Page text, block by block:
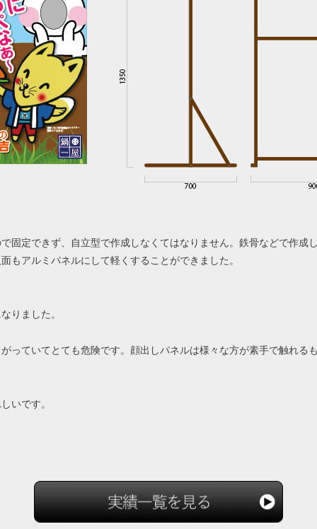
固定できず、自立型で作成しなくてはなりません。鉄骨などで作成
もアルミパネルにして軽くすることができました。
りました。
っていてとても危険です。顔出しパネルは様々な方が素手で触れる
いです。